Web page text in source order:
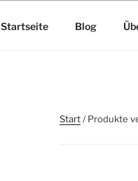
Startseite Blog
Start/ Produkte